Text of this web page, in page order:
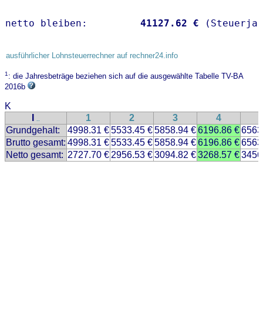
netto bleiben: 41127.62 €
ausführlicher Lohnsteuerrechner auf rechner24.info
1: die Jahresbeträge beziehen sich auf die ausgewählte Tabelle TV-BA
2016b
K
.. 1 2 3 4
Grundgehalt:
4998.31 €5533.45 €5858.94 €6196.86 €
Brutto gesamt: 4998.31 €5533.45 €5858.94 €6196.86 €
Netto gesamt: 2727.70 € 2956.53 €3094.82 €3268.57 €